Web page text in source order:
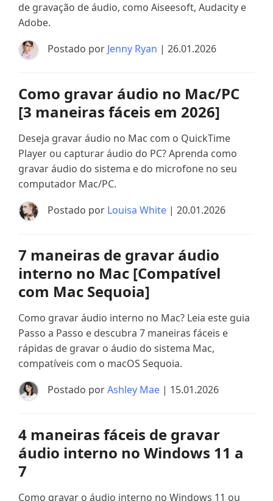
de gravação de áudio, como Aiseesoft, Audacity e
Adobe.
Postado por Jenny Ryan | 26.01.2026
Como gravar áudio no Mac/PC
[3 maneiras fáceis em 2026]
Deseja gravar áudio no Mac com o QuickTime
Player ou capturar áudio do PC? Aprenda como
gravar áudio do sistema e do microfone no seu
computador Mac/PC.
Postado por Louisa White | 20.01.2026
7 maneiras de gravar áudio
interno no Mac [Compatível
com Mac Sequoia]
Como gravar áudio interno no Mac? Leia este guia
Passo a Passo e descubra 7 maneiras fáceis e
rápidas de gravar o áudio do sistema Mac,
compatíveis com o macOS Sequoia.
Postado porAshley Mae | 15.01.2026
4 maneiras fáceis de gravar
áudio interno no Windows 11 a
7
Como gravar o áudio interno no Windows 11 ou